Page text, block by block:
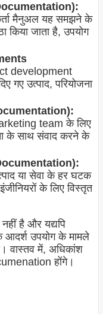
मैनुअल यह समझने के
किया जाता है, उपयोग
development
गए उत्पाद, परियोजना
team के लिए
के साथ संवाद करने के
या सेवा के हर घटक
के लिए विस्तृत
है और यद्यपि
आदर्श उपयोग के मामले
वास्तव में, अधिकांश
होंगे।